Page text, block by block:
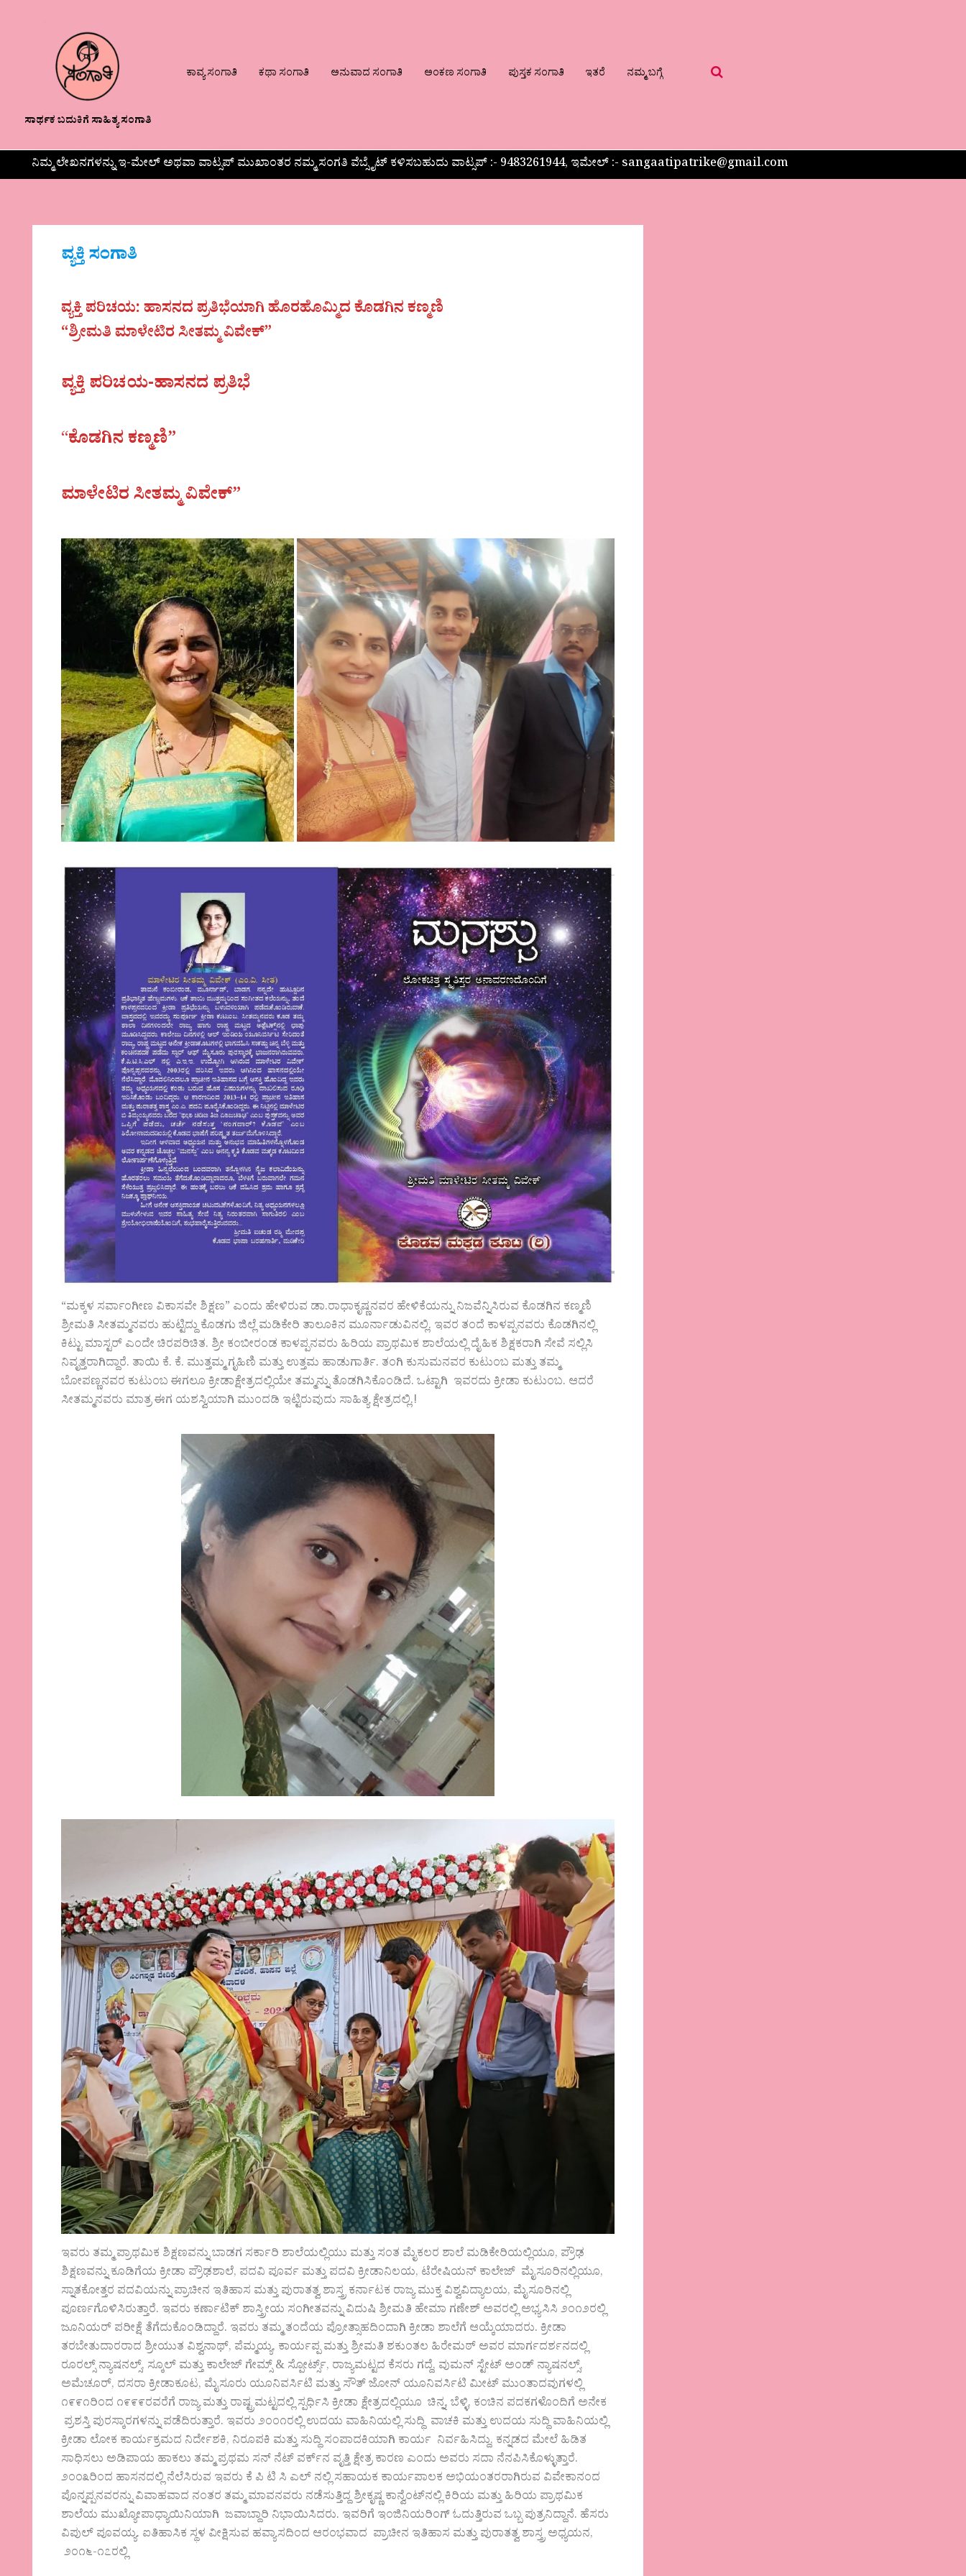
ಸಾರ್ಥಕ ಬದುಕಿಗೆ ಸಾಹಿತ್ಯ ಸಂಗಾತಿ
ಕಾವ್ಯ ಸಂಗಾತಿ ಕಥಾ ಸಂಗಾತಿ ಅನುವಾದ ಸಂಗಾತಿ ಅಂಕಣ ಸಂಗಾತಿ ಪುಸ್ತಕ ಸಂಗಾತಿ ಇತರೆ ನಮ್ಮ ಬಗ್ಗೆ
ನಿಮ್ಮ ಲೇಖನಗಳನ್ನು ಇ-ಮೇಲ್ ಅಥವಾ ವಾಟ್ಸಪ್ ಮುಖಾಂತರ ನಮ್ಮ ಸಂಗತಿ ವೆಬ್ಸೈಟ್ ಕಳಿಸಬಹುದು ವಾಟ್ಸಪ್‌ :- 9483261944, ಇಮೇಲ್ :- sangaatipatrike@gmail.com
ವ್ಯಕ್ತಿ ಸಂಗಾತಿ
ವ್ಯಕ್ತಿ ಪರಿಚಯ: ಹಾಸನದ ಪ್ರತಿಭೆಯಾಗಿ ಹೊರಹೊಮ್ಮಿದ ಕೊಡಗಿನ ಕಣ್ಮಣಿ
“ಶ್ರೀಮತಿ ಮಾಳೇಟಿರ ಸೀತಮ್ಮ ವಿವೇಕ್‌”
ವ್ಯಕ್ತಿ ಪರಿಚಯ-ಹಾಸನದ ಪ್ರತಿಭೆ
“ಕೊಡಗಿನ ಕಣ್ಮಣಿ”
ಮಾಳೇಟಿರ ಸೀತಮ್ಮ ವಿವೇಕ್‌”
“ಮಕ್ಕಳ ಸರ್ವಾಂಗೀಣ ವಿಕಾಸವೇ ಶಿಕ್ಷಣ” ಎಂದು ಹೇಳಿರುವ ಡಾ.ರಾಧಾಕೃಷ್ಣನವರ ಹೇಳಿಕೆಯನ್ನು ನಿಜವೆನ್ನಿಸಿರುವ ಕೊಡಗಿನ ಕಣ್ಮಣಿ
ಶ್ರೀಮತಿ ಸೀತಮ್ಮನವರು ಹುಟ್ಟಿದ್ದು ಕೊಡಗು ಜಿಲ್ಲೆ ಮಡಿಕೇರಿ ತಾಲೂಕಿನ ಮೂರ್ನಾಡುವಿನಲ್ಲಿ. ಇವರ ತಂದೆ ಕಾಳಪ್ಪನವರು ಕೊಡಗಿನಲ್ಲಿ
ಕಿಟ್ಟು ಮಾಸ್ಟರ್ ಎಂದೇ ಚಿರಪರಿಚಿತ. ಶ್ರೀ ಕಂಬೀರಂಡ ಕಾಳಪ್ಪನವರು ಹಿರಿಯ ಪ್ರಾಥಮಿಕ ಶಾಲೆಯಲ್ಲಿ ದೈಹಿಕ ಶಿಕ್ಷಕರಾಗಿ ಸೇವೆ ಸಲ್ಲಿಸಿ
ನಿವೃತ್ತರಾಗಿದ್ದಾರೆ. ತಾಯಿ ಕೆ. ಕೆ. ಮುತ್ತಮ್ಮ ಗೃಹಿಣಿ ಮತ್ತು ಉತ್ತಮ ಹಾಡುಗಾರ್ತಿ. ತಂಗಿ ಕುಸುಮನವರ ಕುಟುಂಬ ಮತ್ತು ತಮ್ಮ
ಬೋಪಣ್ಣನವರ ಕುಟುಂಬ ಈಗಲೂ ಕ್ರೀಡಾಕ್ಷೇತ್ರದಲ್ಲಿಯೇ ತಮ್ಮನ್ನು ತೊಡಗಿಸಿಕೊಂಡಿದೆ. ಒಟ್ಟಾಗಿ ಇವರದು ಕ್ರೀಡಾ ಕುಟುಂಬ. ಆದರೆ
ಸೀತಮ್ಮನವರು ಮಾತ್ರ ಈಗ ಯಶಸ್ವಿಯಾಗಿ ಮುಂದಡಿ ಇಟ್ಟಿರುವುದು ಸಾಹಿತ್ಯ ಕ್ಷೇತ್ರದಲ್ಲಿ.!
ಇವರು ತಮ್ಮ ಪ್ರಾಥಮಿಕ ಶಿಕ್ಷಣವನ್ನು ಬಾಡಗ ಸರ್ಕಾರಿ ಶಾಲೆಯಲ್ಲಿಯು ಮತ್ತು ಸಂತ ಮೈಕಲರ ಶಾಲೆ ಮಡಿಕೇರಿಯಲ್ಲಿಯೂ, ಪ್ರೌಢ
ಶಿಕ್ಷಣವನ್ನು ಕೂಡಿಗೆಯ ಕ್ರೀಡಾ ಪ್ರೌಢಶಾಲೆ, ಪದವಿ ಪೂರ್ವ ಮತ್ತು ಪದವಿ ಕ್ರೀಡಾನಿಲಯ, ಟೆರೇಷಿಯನ್ ಕಾಲೇಜ್ ಮೈಸೂರಿನಲ್ಲಿಯೂ,
ಸ್ನಾತಕೋತ್ತರ ಪದವಿಯನ್ನು ಪ್ರಾಚೀನ ಇತಿಹಾಸ ಮತ್ತು ಪುರಾತತ್ವ ಶಾಸ್ತ್ರ ಕರ್ನಾಟಕ ರಾಜ್ಯ ಮುಕ್ತ ವಿಶ್ವವಿದ್ಯಾಲಯ, ಮೈಸೂರಿನಲ್ಲಿ
ಪೂರ್ಣಗೊಳಿಸಿರುತ್ತಾರೆ. ಇವರು ಕರ್ಣಾಟಿಕ್ ಶಾಸ್ತ್ರೀಯ ಸಂಗೀತವನ್ನು ವಿದುಷಿ ಶ್ರೀಮತಿ ಹೇಮಾ ಗಣೇಶ್ ಅವರಲ್ಲಿ ಅಭ್ಯಸಿಸಿ ೨೦೧೨ರಲ್ಲಿ
ಜೂನಿಯರ್ ಪರೀಕ್ಷೆ ತೆಗೆದುಕೊಂಡಿದ್ದಾರೆ. ಇವರು ತಮ್ಮ ತಂದೆಯ ಪ್ರೋತ್ಸಾಹದಿಂದಾಗಿ ಕ್ರೀಡಾ ಶಾಲೆಗೆ ಆಯ್ಕೆಯಾದರು. ಕ್ರೀಡಾ
ತರಬೇತುದಾರರಾದ ಶ್ರೀಯುತ ವಿಶ್ವನಾಥ್, ಪೆಮ್ಮಯ್ಯ, ಕಾರ್ಯಪ್ಪ ಮತ್ತು ಶ್ರೀಮತಿ ಶಕುಂತಲ ಹಿರೇಮಠ್ ಅವರ ಮಾರ್ಗದರ್ಶನದಲ್ಲಿ
ರೂರಲ್ಸ್ ನ್ಯಾಷನಲ್ಸ್, ಸ್ಕೂಲ್ ಮತ್ತು ಕಾಲೇಜ್ ಗೇಮ್ಸ್ & ಸ್ಪೋರ್ಟ್ಸ್, ರಾಜ್ಯಮಟ್ಟದ ಕೆಸರು ಗದ್ದೆ, ವುಮನ್ ಸ್ಟೇಟ್ ಅಂಡ್ ನ್ಯಾಷನಲ್ಸ್,
ಅಮೆಚೂರ್, ದಸರಾ ಕ್ರೀಡಾಕೂಟ, ಮೈಸೂರು ಯೂನಿವರ್ಸಿಟಿ ಮತ್ತು ಸೌತ್ ಜೋನ್ ಯೂನಿವರ್ಸಿಟಿ ಮೀಟ್ ಮುಂತಾದವುಗಳಲ್ಲಿ
೧೯೯೧ರಿಂದ ೧೯೯೯ರವರೆಗೆ ರಾಜ್ಯ ಮತ್ತು ರಾಷ್ಟ್ರಮಟ್ಟದಲ್ಲಿ ಸ್ಪರ್ಧಿಸಿ ಕ್ರೀಡಾ ಕ್ಷೇತ್ರದಲ್ಲಿಯೂ ಚಿನ್ನ, ಬೆಳ್ಳಿ, ಕಂಚಿನ ಪದಕಗಳೊಂದಿಗೆ ಅನೇಕ
ಪ್ರಶಸ್ತಿ ಪುರಸ್ಕಾರಗಳನ್ನು ಪಡೆದಿರುತ್ತಾರೆ. ಇವರು ೨೦೦೧ರಲ್ಲಿ ಉದಯ ವಾಹಿನಿಯಲ್ಲಿ ಸುದ್ಧಿ ವಾಚಕಿ ಮತ್ತು ಉದಯ ಸುದ್ಧಿ ವಾಹಿನಿಯಲ್ಲಿ
ಕ್ರೀಡಾ ಲೋಕ ಕಾರ್ಯಕ್ರಮದ ನಿರ್ದೇಶಕಿ, ನಿರೂಪಕಿ ಮತ್ತು ಸುದ್ಧಿ ಸಂಪಾದಕಿಯಾಗಿ ಕಾರ್ಯ ನಿರ್ವಹಿಸಿದ್ದು, ಕನ್ನಡದ ಮೇಲೆ ಹಿಡಿತ
ಸಾಧಿಸಲು ಅಡಿಪಾಯ ಹಾಕಲು ತಮ್ಮ ಪ್ರಥಮ ಸನ್ ನೆಟ್ ವರ್ಕ್‌ನ ವೃತ್ತಿ ಕ್ಷೇತ್ರ ಕಾರಣ ಎಂದು ಅವರು ಸದಾ ನೆನಪಿಸಿಕೊಳ್ಳುತ್ತಾರೆ.
೨೦೦೩ರಿಂದ ಹಾಸನದಲ್ಲಿ ನೆಲೆಸಿರುವ ಇವರು ಕೆ ಪಿ ಟಿ ಸಿ ಎಲ್ ನಲ್ಲಿ ಸಹಾಯಕ ಕಾರ್ಯಪಾಲಕ ಅಭಿಯಂತರರಾಗಿರುವ ವಿವೇಕಾನಂದ
ಪೊನ್ನಪ್ಪನವರನ್ನು ವಿವಾಹವಾದ ನಂತರ ತಮ್ಮ ಮಾವನವರು ನಡೆಸುತ್ತಿದ್ದ ಶ್ರೀಕೃಷ್ಣ ಕಾನ್ವೆಂಟ್‌ನಲ್ಲಿ ಕಿರಿಯ ಮತ್ತು ಹಿರಿಯ ಪ್ರಾಥಮಿಕ
ಶಾಲೆಯ ಮುಖ್ಯೋಪಾಧ್ಯಾಯಿನಿಯಾಗಿ ಜವಾಬ್ದಾರಿ ನಿಭಾಯಿಸಿದರು. ಇವರಿಗೆ ಇಂಜಿನಿಯರಿಂಗ್ ಓದುತ್ತಿರುವ ಒಬ್ಬ ಪುತ್ರನಿದ್ದಾನೆ. ಹೆಸರು
ವಿಪುಲ್ ಪೂವಯ್ಯ. ಐತಿಹಾಸಿಕ ಸ್ಥಳ ವೀಕ್ಷಿಸುವ ಹವ್ಯಾಸದಿಂದ ಆರಂಭವಾದ ಪ್ರಾಚೀನ ಇತಿಹಾಸ ಮತ್ತು ಪುರಾತತ್ವ ಶಾಸ್ತ್ರ ಅಧ್ಯಯನ,
೨೦೧೬-೧೭ರಲ್ಲಿ